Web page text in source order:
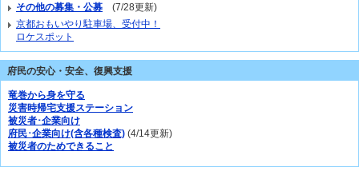
その他の募集・公募 (7/28更新)
京都おもいやり駐車場、受付中！
ロケスポット
府民の安心・安全、復興支援
竜巻から身を守る
災害時帰宅支援ステーション
被災者･企業向け
府民･企業向け(含各種検査) (4/14更新)
被災者のためできること